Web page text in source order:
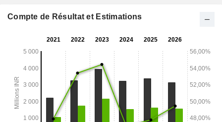
immobiliers abordables, les prêts pour la réparation et la
Compte de Résultat et Estimations